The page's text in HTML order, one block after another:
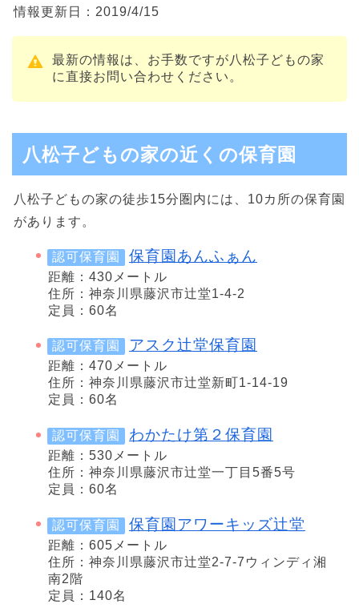
情報更新日：2019/4/15
最新の情報は、お手数ですが八松子どもの家
に直接お問い合わせください。
八松子どもの家の近くの保育園
八松子どもの家の徒歩15分圏内には、10カ所の保育園
があります。
認可保育園 保育園あんふぁん
距離：430メートル
住所：神奈川県藤沢市辻堂1-4-2
定員：60名
認可保育園 アスク辻堂保育園
距離：470メートル
住所：神奈川県藤沢市辻堂新町1-14-19
定員：60名
認可保育園 わかたけ第２保育園
距離：530メートル
住所：神奈川県藤沢市辻堂一丁目5番5号
定員：60名
認可保育園 保育園アワーキッズ辻堂
距離：605メートル
住所：神奈川県藤沢市辻堂2-7-7ウィンディ湘
南2階
定員：140名